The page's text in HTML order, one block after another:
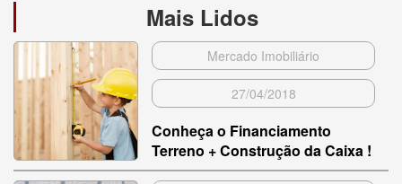
Mais Lidos
Mercado Imobiliário
27/04/2018
Conheça o Financiamento
Terreno + Construção da Caixa !